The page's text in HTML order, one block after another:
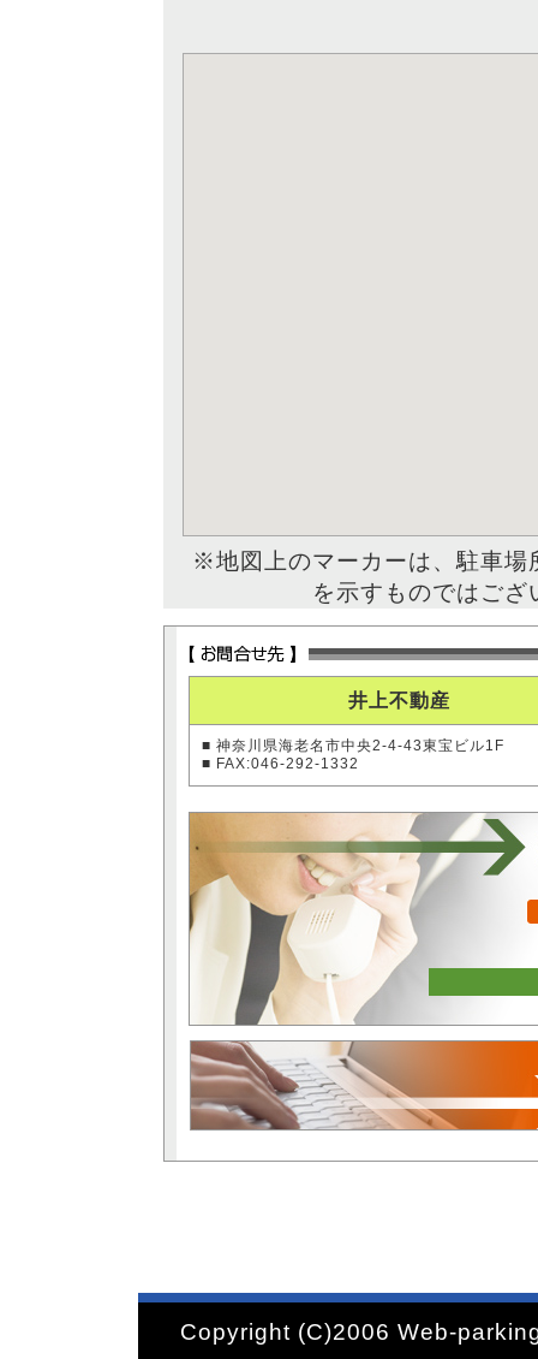
※地図上のマーカーは、駐車場
を示すものではご
井上不動産
■ 神奈川県海老名市中央2-4-43東宝ビル1F
■ FAX:046-292-1332
Copyright (C)2006 Web-